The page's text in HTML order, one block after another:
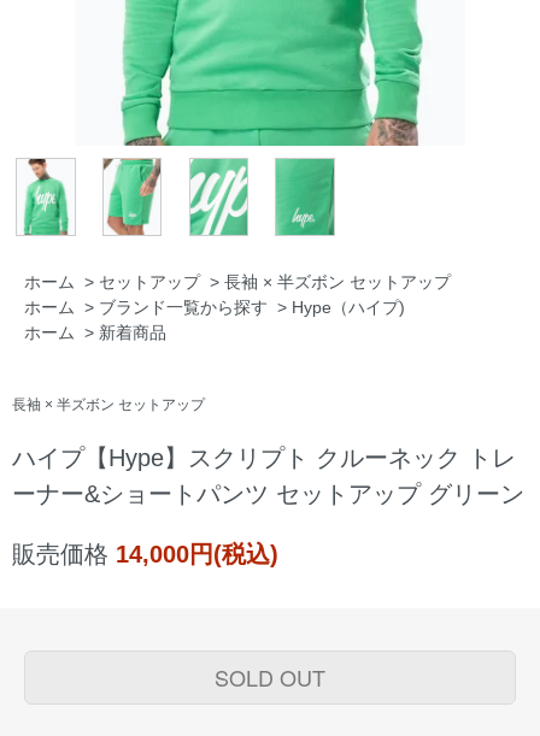
ホーム > セットアップ > 長袖 × 半ズボン セットアップ
ホーム
> ブランド一覧から探す > Hype（ハイプ)
ホーム
> 新着商品
長袖 × 半ズボン セットアップ
ハイプ【Hype】スクリプト クルーネック トレ
ーナー&ショートパンツ セットアップ グリーン
販売価格 14,000円(税込)
SOLD OUT